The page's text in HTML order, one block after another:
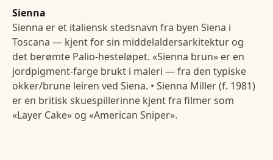
Sienna
Sienna er et italiensk stedsnavn fra byen Siena i
Toscana — kjent for sin middelaldersarkitektur og
det berømte Palio-hesteløpet. «Sienna brun» er en
jordpigment-farge brukt i maleri — fra den typiske
okker/brune leiren ved Siena. • Sienna Miller (f. 1981)
er en britisk skuespillerinne kjent fra filmer som
«Layer Cake» og «American Sniper».